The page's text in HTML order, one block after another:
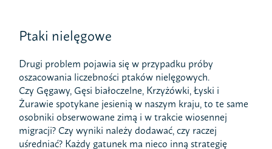
Ptaki nielęgowe
Drugi problem pojawia się w przypadku próby
oszacowania liczebności ptaków nielęgowych.
Czy Gęgawy, Gęsi białoczelne, Krzyżówki, Łyski i
Żurawie spotykane jesienią w naszym kraju, to te same
osobniki obserwowane zimą i w trakcie wiosennej
migracji? Czy wyniki należy dodawać, czy raczej
uśredniać? Każdy gatunek ma nieco inną strategię